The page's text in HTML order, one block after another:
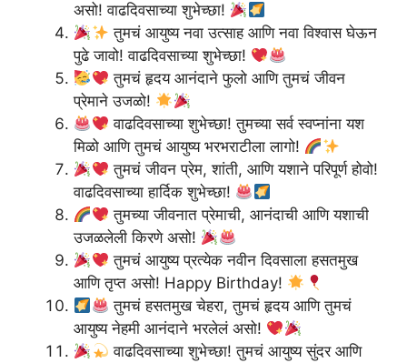
असो! वाढदिवसाच्या शुभेच्छा!
तुमचं आयुष्य नवा उत्साह आणि नवा विश्वास घेऊन
पुढे जावो! वाढदिवसाच्या शुभेच्छा!
तुमचं हृदय आनंदाने फुलो आणि तुमचं जीवन
प्रेमाने उजळो!
वाढदिवसाच्या शुभेच्छा! तुमच्या सर्व स्वप्नांना यश
मिळो आणि तुमचं आयुष्य भरभराटीला लागो!
तुमचं जीवन प्रेम, शांती, आणि यशाने परिपूर्ण होवो!
वाढदिवसाच्या हार्दिक शुभेच्छा!
तुमच्या जीवनात प्रेमाची, आनंदाची आणि यशाची
उजळलेली किरणे असो!
तुमचं आयुष्य प्रत्येक नवीन दिवसाला हसतमुख
आणि तृप्त असो! Happy Birthday!
तुमचं हसतमुख चेहरा, तुमचं हृदय आणि तुमचं
आयुष्य नेहमी आनंदाने भरलेलं असो!
वाढदिवसाच्या शुभेच्छा! तुमचं आयुष्य सुंदर आणि